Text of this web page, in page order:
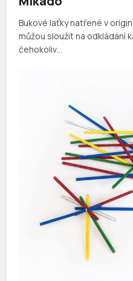
Bukové laťky natřené v
můžou sloužit na odkládání
čehokoliv…